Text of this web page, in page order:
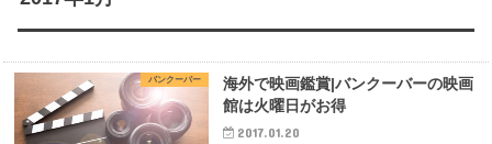
バンクーバー
海外で映画鑑賞|バンクーバーの映画
館は火曜日がお得
2017.01.20